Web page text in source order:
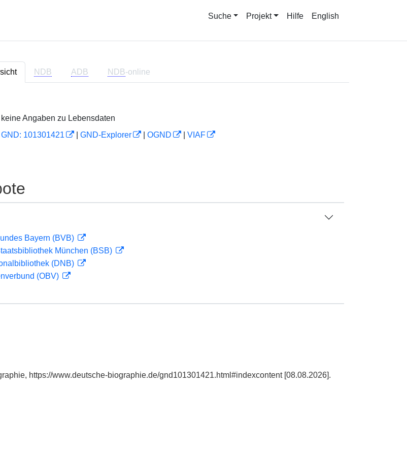
Suche Projekt Hilfe English
NDB ADB NDB-online
keine Angaben zu Lebensdaten
GND: 101301421 GND-Explorer OGND VIAF
Bayern (BVB)
München (BSB)
(DNB)
(OBV)
https://www.deutsche-biographie.de/gnd101301421.html#indexcontent [08.08.2026].